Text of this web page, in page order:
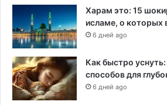
й
р
а
н
и
ц
Харам это: 15
исламе, о которых
6 дней ago
Как быстро
способов для
6 дней ago